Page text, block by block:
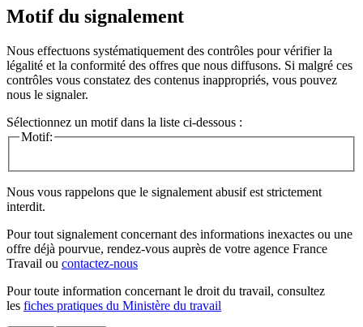
Motif du signalement
Nous effectuons systématiquement des contrôles pour vérifier la
légalité et la conformité des offres que nous diffusons. Si malgré ces
contrôles vous constatez des contenus inappropriés, vous pouvez
nous le signaler.
Sélectionnez un motif dans la liste ci-dessous :
Motif:
Nous vous rappelons que le signalement abusif est strictement
interdit.
Pour tout signalement concernant des informations inexactes ou une
offre déjà pourvue, rendez-vous auprès de votre agence France
Travail ou contactez-nous
Pour toute information concernant le droit du travail, consultez
les fiches pratiques du Ministère du travail